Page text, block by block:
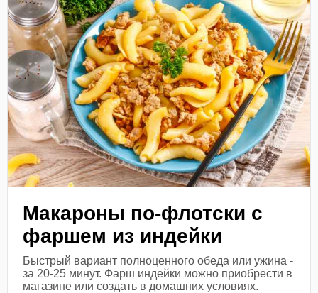
Макароны по-флотски с
фаршем из индейки
Быстрый вариант полноценного обеда или ужина -
за 20-25 минут. Фарш индейки можно приобрести в
магазине или создать в домашних условиях.